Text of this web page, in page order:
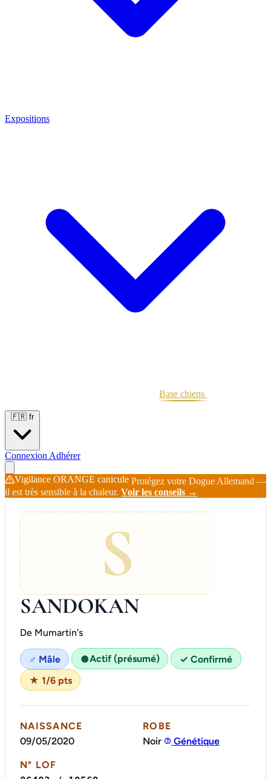
Expositions
Base chiens
🇫🇷 fr
Connexion Adhérer
Vigilance ORANGE canicule Protégez votre Dogue Allemand —
il est très sensible à la chaleur. Voir les conseils →
S
SANDOKAN
De Mumartin's
♂ Mâle ●Actif (présumé)
✓ Confirmé
★ 1/6 pts
NAISSANCE
09/05/2020
ROBE
Noir
Génétique
N° LOF